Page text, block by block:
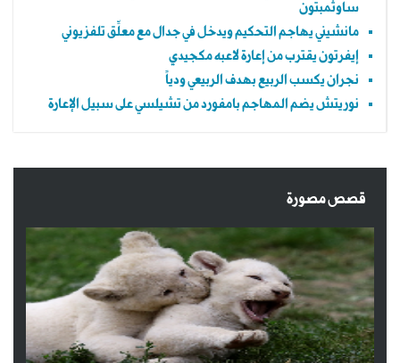
ساوثمبتون
مانشيني يهاجم التحكيم ويدخل في جدال مع معلِّق تلفزيوني
إيفرتون يقترب من إعارة لاعبه مكجيدي
نجران يكسب الربيع بهدف الربيعي ودياً
نوريتش يضم المهاجم بامفورد من تشيلسي على سبيل الإعارة
قصص مصورة